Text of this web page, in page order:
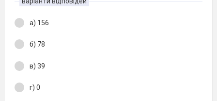
а) 156
б) 78
в) 39
г) 0